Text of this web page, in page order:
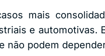
mais
e automotivas.
não podem